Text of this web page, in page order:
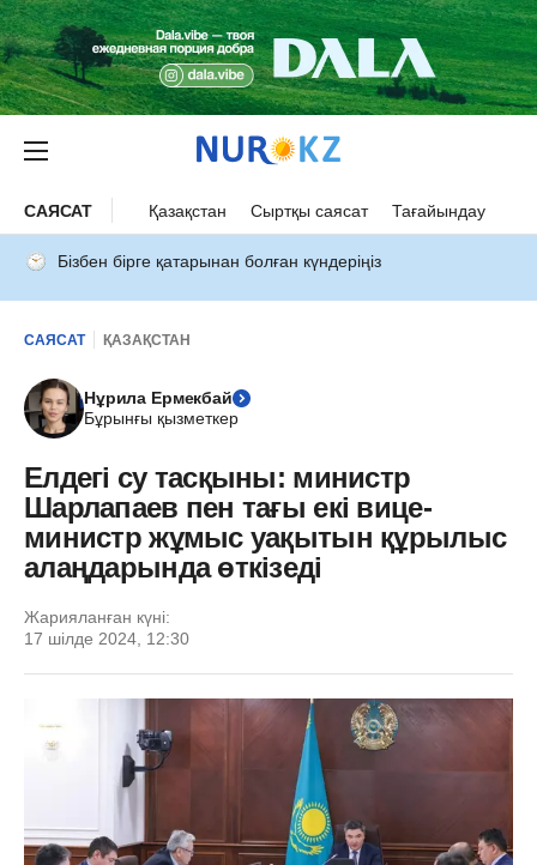
САЯСАТ Қазақстан Сыртқы саясат Тағайындау
Бізбен бірге қатарынан болған күндеріңіз
САЯСАТ ҚАЗАҚСТАН
Нұрила Ермекбай
Бұрынғы қызметкер
Елдегі су тасқыны: министр
Шарлапаев пен тағы екі вице-
министр жұмыс уақытын құрылыс
алаңдарында өткізеді
Жарияланған күні:
17 шілде 2024, 12:30